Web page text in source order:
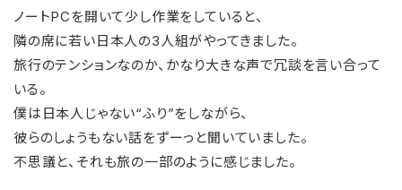
ノートPCを開いて少し作業をしていると、
隣の席に若い日本人の3人組がやってきました。
旅行のテンションなのか、かなり大きな声で冗談を言い合って
いる。
僕は日本人じゃない“ふり”をしながら、
彼らのしょうもない話をずーっと聞いていました。
不思議と、それも旅の一部のように感じました。